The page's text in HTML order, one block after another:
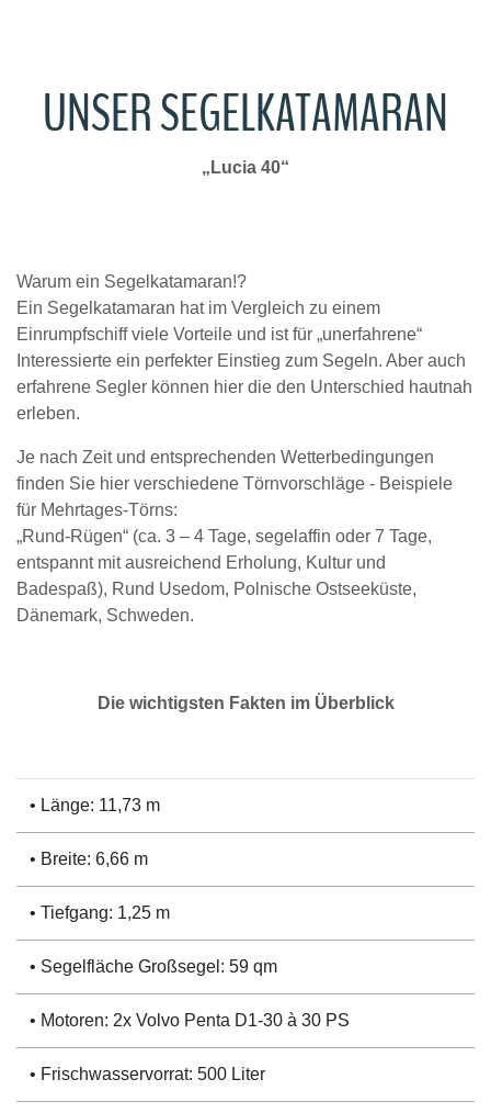
UNSER SEGELKATAMARAN
„Lucia 40“
Warum ein Segelkatamaran!?
Ein Segelkatamaran hat im Vergleich zu einem
Einrumpfschiff viele Vorteile und ist für „unerfahrene“
Interessierte ein perfekter Einstieg zum Segeln. Aber auch
erfahrene Segler können hier die den Unterschied hautnah
erleben.
Je nach Zeit und entsprechenden Wetterbedingungen
finden Sie hier verschiedene Törnvorschläge - Beispiele
für Mehrtages-Törns:
„Rund-Rügen“ (ca. 3 – 4 Tage, segelaffin oder 7 Tage,
entspannt mit ausreichend Erholung, Kultur und
Badespaß), Rund Usedom, Polnische Ostseeküste,
Dänemark, Schweden.
Die wichtigsten Fakten im Überblick
• Länge: 11,73 m
• Breite: 6,66 m
• Tiefgang: 1,25 m
• Segelfläche Großsegel: 59 qm
• Motoren: 2x Volvo Penta D1-30 à 30 PS
• Frischwasservorrat: 500 Liter